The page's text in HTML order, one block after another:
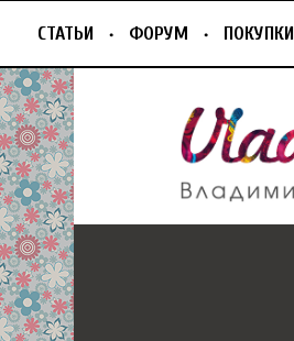
СТАТЬИ ФОРУМ ПОКУПКИ